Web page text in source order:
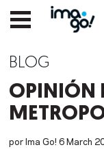
BLOG
OPINIÓN
por Ima Go!6 March